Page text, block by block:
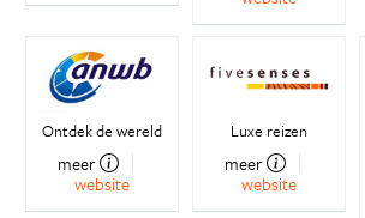
Ontdek de wereld
meer
website
Luxe reizen
meer
website